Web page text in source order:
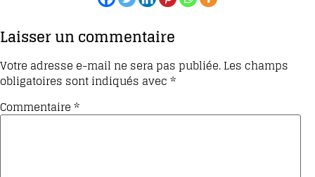
Laisser un commentaire
Votre adresse e-mail ne sera pas publiée.Les champs
obligatoires sont indiqués avec*
Commentaire*